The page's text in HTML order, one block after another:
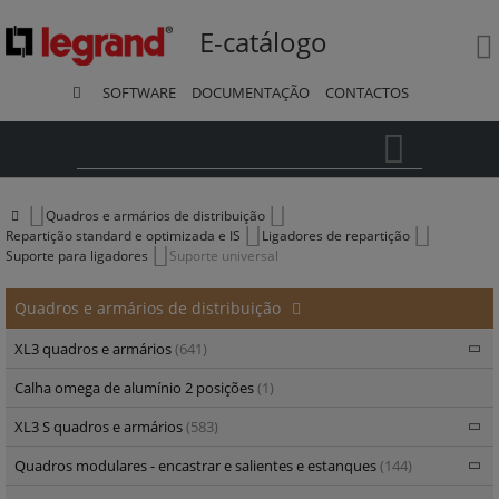
E-catálogo
SOFTWARE DOCUMENTAÇÃO CONTACTOS
Quadros e armários de distribuição
Repartição standard e optimizada e IS
Ligadores de repartição
Suporte para ligadores
Suporte universal
Quadros e armários de distribuição
XL3 quadros e armários(641)
Calha omega de alumínio 2 posições(1)
XL3 S quadros e armários(583)
Quadros modulares - encastrar e salientes e estanques(144)